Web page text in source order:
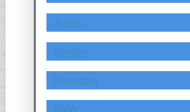
Austin
Bentley
Bimantara
BMW